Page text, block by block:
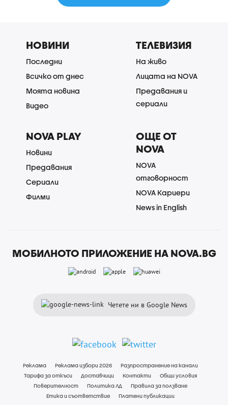
НОВИНИ
Последни
Всичко от днес
Моята новина
Видео
ТЕЛЕВИЗИЯ
На живо
Лицата на NOVA
Предавания и
сериали
NOVA PLAY
Новини
Предавания
Сериали
Филми
ОЩЕ ОТ
NOVA
NOVA
отговорност
NOVA Кариери
News in English
МОБИЛНОТО ПРИЛОЖЕНИЕ НА NOVA.BG
Четете ни в Google News
Реклама Реклама избори 2026
Разпространение на канали
Тарифа за откъси
Доставчици Контакти
Общи условия
Поверителност
Политика ЛД
Правила за ползване
Етика и съответствие
Платени публикации